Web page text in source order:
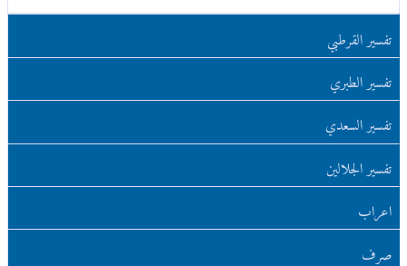
تفسير القرطبي
تفسير الطبري
تفسير السعدي
تفسير الجلالين
اعراب
صرف